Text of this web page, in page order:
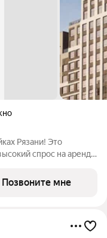
Рязани! Это
спрос на аренду
Позвоните мне